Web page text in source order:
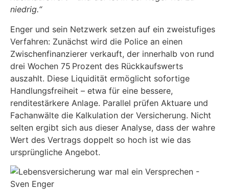
niedrig.“
Enger und sein Netzwerk setzen auf ein zweistufiges
Verfahren: Zunächst wird die Police an einen
Zwischenfinanzierer verkauft, der innerhalb von rund
drei Wochen 75 Prozent des Rückkaufswerts
auszahlt. Diese Liquidität ermöglicht sofortige
Handlungsfreiheit – etwa für eine bessere,
renditestärkere Anlage. Parallel prüfen Aktuare und
Fachanwälte die Kalkulation der Versicherung. Nicht
selten ergibt sich aus dieser Analyse, dass der wahre
Wert des Vertrags doppelt so hoch ist wie das
ursprüngliche Angebot.